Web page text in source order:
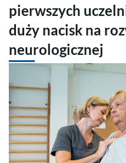
pierwszych
duży nacisk na
neurologicznej